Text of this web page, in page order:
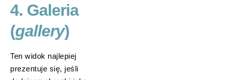
4. Galeria
(gallery)
Ten widok najlepiej
prezentuje się, jeśli